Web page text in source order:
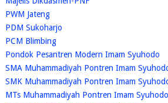
PWM Jateng
PDM Sukoharjo
PCM Blimbing
Pondok Pesantren Modern Imam Syuhodo
SMA Muhammadiyah Pontren Imam
SMK Muhammadiyah Pontren Imam
MTs Muhammadiyah Pontren Imam Syuhodo